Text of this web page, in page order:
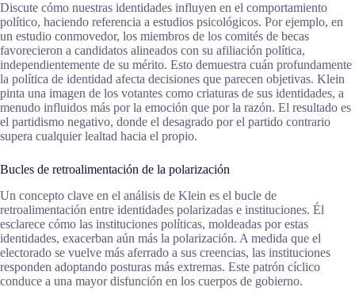
Discute cómo nuestras identidades influyen en el comportamiento
político, haciendo referencia a estudios psicológicos. Por ejemplo, en
un estudio conmovedor, los miembros de los comités de becas
favorecieron a candidatos alineados con su afiliación política,
independientemente de su mérito. Esto demuestra cuán profundamente
la política de identidad afecta decisiones que parecen objetivas. Klein
pinta una imagen de los votantes como criaturas de sus identidades, a
menudo influidos más por la emoción que por la razón. El resultado es
el partidismo negativo, donde el desagrado por el partido contrario
supera cualquier lealtad hacia el propio.
Bucles de retroalimentación de la polarización
Un concepto clave en el análisis de Klein es el bucle de
retroalimentación entre identidades polarizadas e instituciones. Él
esclarece cómo las instituciones políticas, moldeadas por estas
identidades, exacerban aún más la polarización. A medida que el
electorado se vuelve más aferrado a sus creencias, las instituciones
responden adoptando posturas más extremas. Este patrón cíclico
conduce a una mayor disfunción en los cuerpos de gobierno.